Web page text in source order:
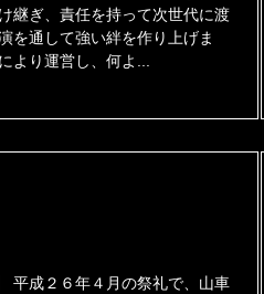
継ぎ、責任を持って次世代に渡
を通して強い絆を作り上げま
より運営し、何よ...
平成２６年４月の祭礼で、山車